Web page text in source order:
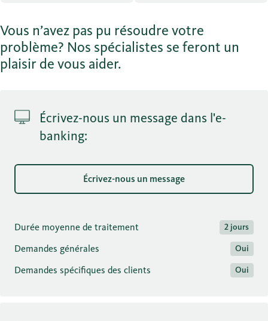
Vous n’avez pas pu résoudre votre
problème? Nos spécialistes se feront un
plaisir de vous aider.
Écrivez-nous un message dans l'e-
banking:
Écrivez-nous un message
Durée moyenne de traitement 2 jours
Demandes générales Oui
Demandes spécifiques des clients Oui